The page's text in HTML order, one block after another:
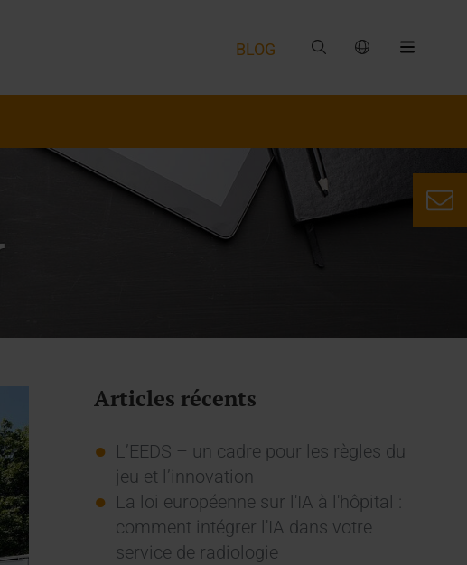
BLOG
Articles récents
L’EEDS – un cadre pour les règles du
jeu et l’innovation
La loi européenne sur l'IA à l'hôpital :
comment intégrer l'IA dans votre
service de radiologie